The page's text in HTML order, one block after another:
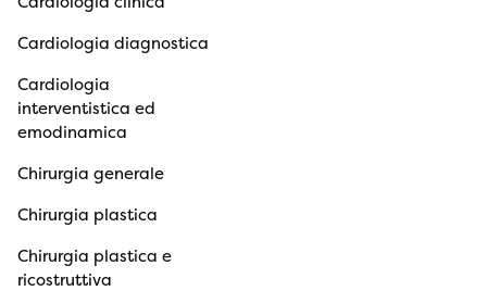
Cardiologia diagnostica
Cardiologia
interventistica ed
emodinamica
Chirurgia generale
Chirurgia plastica
Chirurgia plastica e
ricostruttiva